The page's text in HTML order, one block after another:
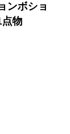
ンボショ
物